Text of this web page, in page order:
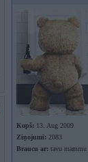
Kopš: 13. Aug 2009
Ziņojumi: 2083
Braucu ar: tavu mammu